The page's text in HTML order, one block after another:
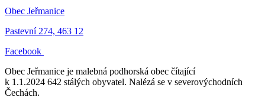
Obec Jeřmanice
Pastevní 274, 463 12
Facebook
Obec Jeřmanice je malebná podhorská obec čítající
k 1.1.2024 642 stálých obyvatel. Nalézá se v severovýchodních
Čechách.